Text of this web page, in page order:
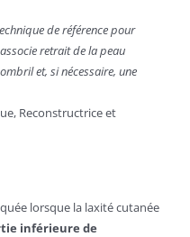
de référence pour
retrait de la peau
et, si nécessaire, une
Reconstructrice et
lorsque la laxité cutanée
inférieure de